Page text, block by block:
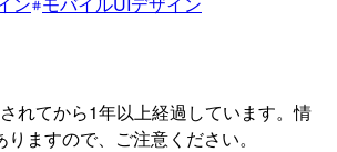
れてから1年以上経過しています。情
ますので、ご注意ください。